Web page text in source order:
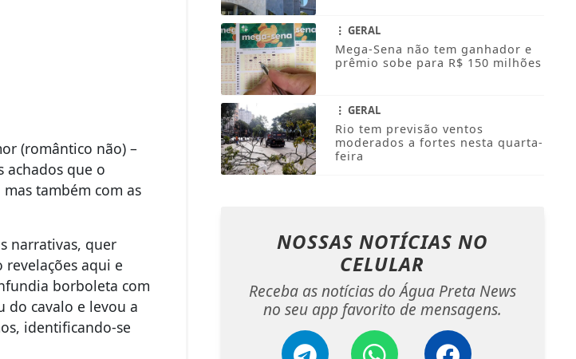
(romântico não) –
achados que o
também com as
narrativas, quer
aqui e
borboleta com
do cavalo e levou a
identificando-se
GERAL
Mega-Sena não tem ganhador e
prêmio sobe para R$ 150 milhões
GERAL
Rio tem previsão ventos
moderados a fortes nesta quarta-
feira
NOSSAS NOTÍCIAS NO
CELULAR
Receba as notícias do Água Preta News
no seu app favorito de mensagens.